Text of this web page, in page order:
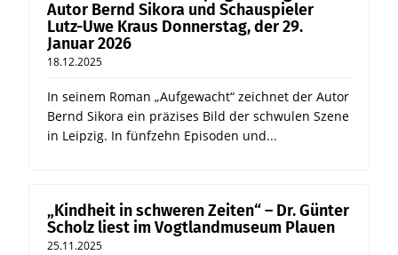
Autor Bernd Sikora und Schauspieler
Lutz-Uwe Kraus Donnerstag, der 29.
Januar 2026
18.12.2025
In seinem Roman „Aufgewacht“ zeichnet der Autor
Bernd Sikora ein präzises Bild der schwulen Szene
in Leipzig. In fünfzehn Episoden und...
„Kindheit in schweren Zeiten“ – Dr. Günter
Scholz liest im Vogtlandmuseum Plauen
25.11.2025